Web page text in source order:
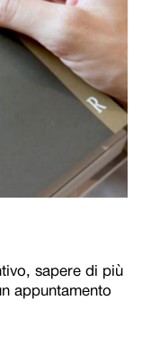
sapere di più
appuntamento